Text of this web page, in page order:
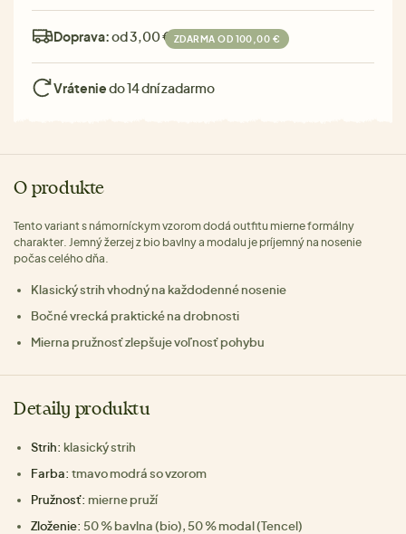
Doprava:od 3,00 € ZDARMA OD 100,00 €
Vráteniedo 14 dní zadarmo
O produkte
Tento variant s námorníckym vzorom dodá outfitu mierne formálny
charakter. Jemný žerzej z bio bavlny a modalu je príjemný na nosenie
počas celého dňa.
Klasický strih vhodný na každodenné nosenie
Bočné vrecká praktické na drobnosti
Mierna pružnosť zlepšuje voľnosť pohybu
Detaily produktu
Strih: klasický strih
Farba: tmavo modrá so vzorom
Pružnosť: mierne pruží
Zloženie: 50 % bavlna (bio), 50 % modal (Tencel)